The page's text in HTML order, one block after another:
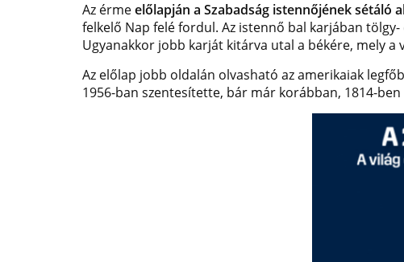
Az érmeelőlapján a Szabadság istennőjének sétáló
felkelő Nap felé fordul. Az istennő bal karjában
Ugyanakkor jobb karját kitárva utal a békére, mely
Az előlap jobb oldalán olvasható az amerikaiak
1956-ban szentesítette, bár már korábban, 1814-